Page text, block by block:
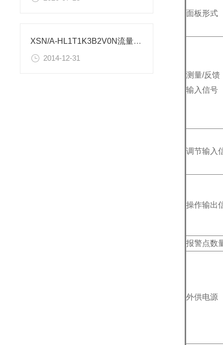
XSN/A-HL1T1K3B2V0N流量控制仪表使用设置
2014-12-31
面板形式
测量/反馈
输入信号
调节输入
操作输出
报警点数
外供电源